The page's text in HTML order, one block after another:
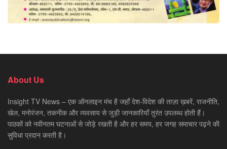
About Us
Insight TV News – एक ऑनलाइन मंच है जहाँ देश-विदेश की ताज़ा ख़बरें, राजनीति,
खेल, मनोरंजन, तकनीक और व्यवसाय से जुड़ी जानकारियाँ तुरंत उपलब्ध होती हैं।
पाठकों को नवीनतम घटनाओं से जोड़े रखती है और हर समय, हर जगह समाचार पढ़ने की
सुविधा प्रदान करती है।